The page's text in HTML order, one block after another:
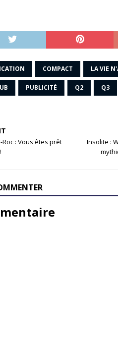
COMPACT LA VIE
PUBLICITÉ Q2 Q3
: Vous êtes prêt
Insolite :